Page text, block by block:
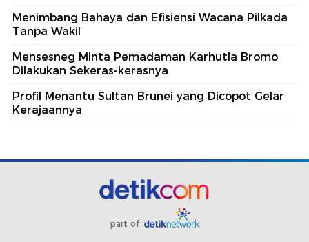
Menimbang Bahaya dan Efisiensi Wacana Pilkada
Tanpa Wakil
Mensesneg Minta Pemadaman Karhutla Bromo
Dilakukan Sekeras-kerasnya
Profil Menantu Sultan Brunei yang Dicopot Gelar
Kerajaannya
part of